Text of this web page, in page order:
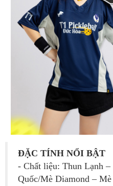
ĐẶC TÍNH NỔI BẬT
- Chất liệu: Thun Lạnh
Quốc/Mè Diamond –